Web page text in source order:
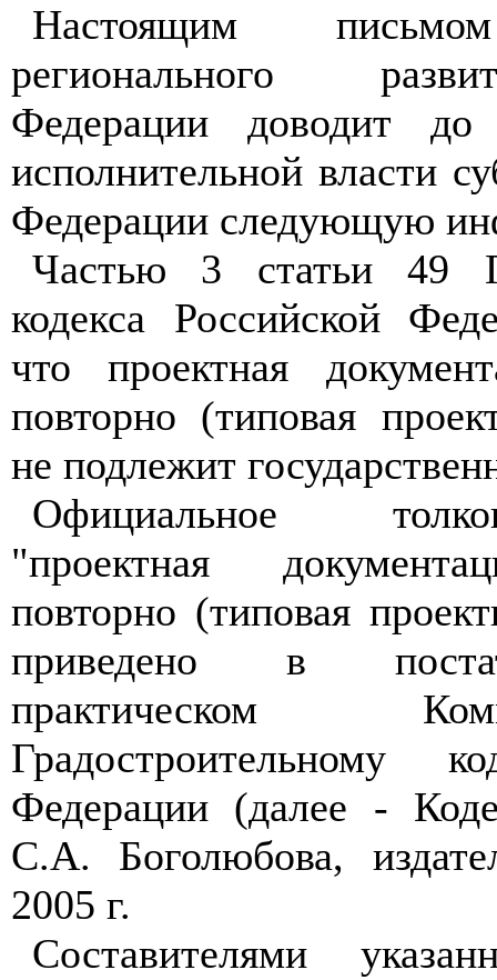
Настоящим
регионального
Федерации доводит до
исполнительной власти
Федерации следующую
Частью 3 статьи 49
кодекса Российской
что проектная
повторно (типовая
не подлежит
Официальное
"проектная
повторно (типовая
приведено в
практическом
Градостроительному
Федерации (далее -
С.А. Боголюбова,
2005 г.
Составителями